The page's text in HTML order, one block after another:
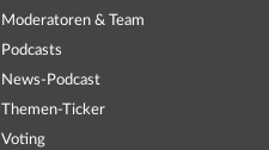
Moderatoren & Team
Podcasts
News-Podcast
Themen-Ticker
Voting